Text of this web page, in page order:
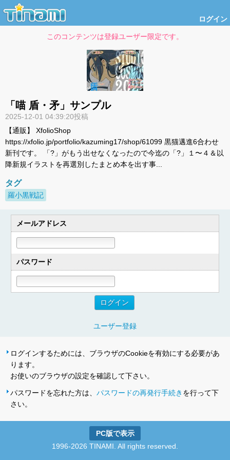
ログイン
このコンテンツは登録ユーザー限定です。
「喵 盾・矛」サンプル
2025-12-01 04:39:20投稿
【通販】 XfolioShop
https://xfolio.jp/portfolio/kazuming17/shop/61099 黒猫邁進6合わせ
新刊です。 「?」がもう出せなくなったので今迄の「?」１〜４＆以
降新規イラストを再選別したまとめ本を出す事...
タグ
羅小黒戦記
メールアドレス
パスワード
ユーザー登録
ログインするためには、ブラウザのCookieを有効にする必要があ
ります。
お使いのブラウザの設定を確認して下さい。
パスワードを忘れた方は、 パスワードの再発行手続き を行って下
さい。
PC版で表示
1996-2026 TINAMI. All rights reserved.